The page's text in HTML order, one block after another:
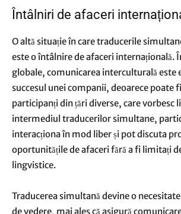
Întâlniri de afaceri
O altă situație în care traducerile
este o întâlnire de afaceri internațională.
globale, comunicarea interculturală este
succesul unei companii, deoarece poate
participanți din țări diverse, care vorbesc
intermediul traducerilor simultane,
interacționa în mod liber și pot discuta
oportunitățile de afaceri fără a fi limitați
lingvistice.
Traducerea simultană devine o
de vedere, mai ales că asigură